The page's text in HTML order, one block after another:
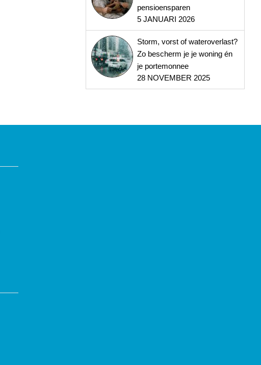
pensioensparen
5 JANUARI 2026
Storm, vorst of wateroverlast?
Zo bescherm je je woning én
je portemonnee
28 NOVEMBER 2025